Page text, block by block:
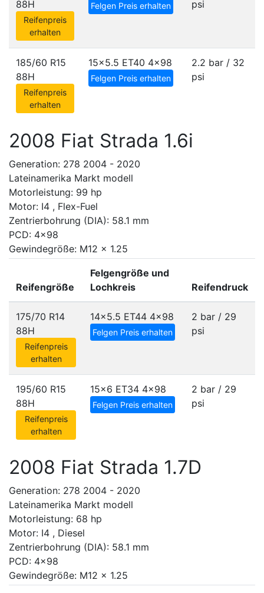
88H
Reifenpreis
erhalten
Felgen Preis erhalten psi
185/60 R15
88H
Reifenpreis
erhalten
15x5.5 ET40 4x98
Felgen Preis erhalten
2.2 bar / 32
psi
2008 Fiat Strada 1.6i
Generation: 278 2004 - 2020
Lateinamerika Markt modell
Motorleistung: 99 hp
Motor: I4 , Flex-Fuel
Zentrierbohrung (DIA): 58.1 mm
PCD: 4x98
Gewindegröße: M12 x 1.25
Reifengröße
Felgengröße und
Lochkreis
Reifendruck
175/70 R14
88H
Reifenpreis
erhalten
14x5.5 ET44 4x98
Felgen Preis erhalten
2 bar / 29
psi
195/60 R15
88H
Reifenpreis
erhalten
15x6 ET34 4x98
Felgen Preis erhalten
2 bar / 29
psi
2008 Fiat Strada 1.7D
Generation: 278 2004 - 2020
Lateinamerika Markt modell
Motorleistung: 68 hp
Motor: I4 , Diesel
Zentrierbohrung (DIA): 58.1 mm
PCD: 4x98
Gewindegröße: M12 x 1.25